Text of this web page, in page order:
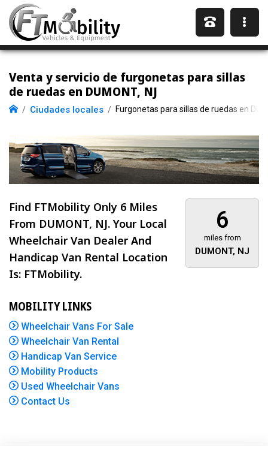
Venta y servicio de furgonetas para sillas
de ruedas en DUMONT, NJ
Ciudades locales Furgonetas para sillas de ruedas en
6
miles from
DUMONT, NJ
Find FTMobility Only 6 Miles
From DUMONT, NJ. Your Local
Wheelchair Van Dealer And
Handicap Van Rental Location
Is: FTMobility.
MOBILITY LINKS
Wheelchair Vans For Sale
Wheelchair Van Rental
Handicap Van Service
Mobility Products
Used Wheelchair Vans
Contact Us